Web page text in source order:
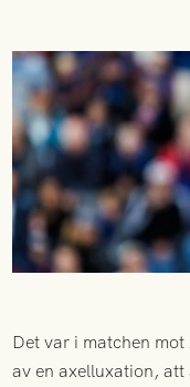
Det var i matchen
av en axelluxation,